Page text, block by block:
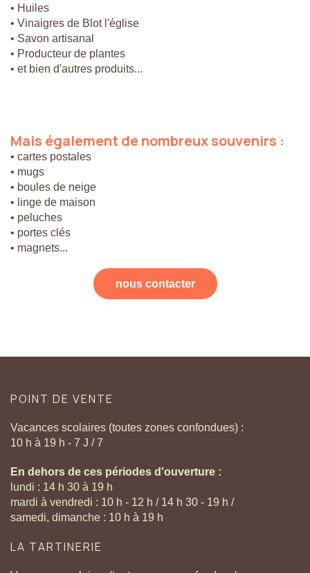
• Huiles
• Vinaigres de Blot l'église
• Savon artisanal
• Producteur de plantes
• et bien d'autres produits...
Mais égalementdenombreuxsouvenirs :
• cartes postales
• mugs
• boules de neige
• linge de maison
• peluches
• portes clés
• magnets...
nous contacter
POINT DE VENTE
Vacances scolaires (toutes zones confondues) :
10 h à 19 h - 7 J / 7
En dehors de ces périodes d'ouverture :
lundi : 14 h 30 à 19 h
mardi à vendredi : 10 h - 12 h / 14 h 30 - 19 h /
samedi, dimanche : 10 h à 19 h
LA TARTINERIE